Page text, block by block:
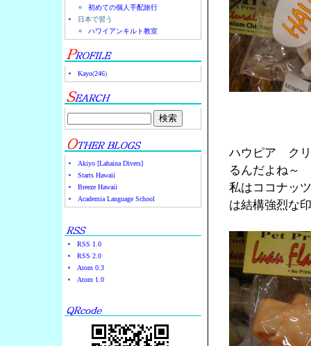
初めての個人手配旅行
日本で習う
ハワイアンキルト教室
Kayo(246)
Akiyo [Lahaina Divers]
Starts Hawaii
Breeze Hawaii
Academia Language School
RSS 1.0
RSS 2.0
Atom 0.3
Atom 1.0
ハウピア クリ
るんだよね～
私はココナッ
は結構強烈な